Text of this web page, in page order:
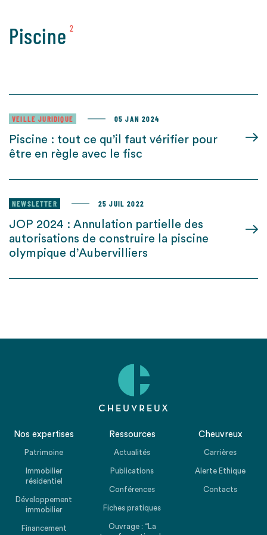
Piscine 2
VEILLE JURIDIQUE 05 JAN 2024
Piscine : tout ce qu’il faut vérifier pour
être en règle avec le fisc
NEWSLETTER 25 JUIL 2022
JOP 2024 : Annulation partielle des
autorisations de construire la piscine
olympique d’Aubervilliers
Nos expertises
Patrimoine
Immobilier
résidentiel
Développement
immobilier
Financement
Ressources
Actualités
Publications
Conférences
Fiches pratiques
Ouvrage : “La
Cheuvreux
Carrières
Alerte Ethique
Contacts